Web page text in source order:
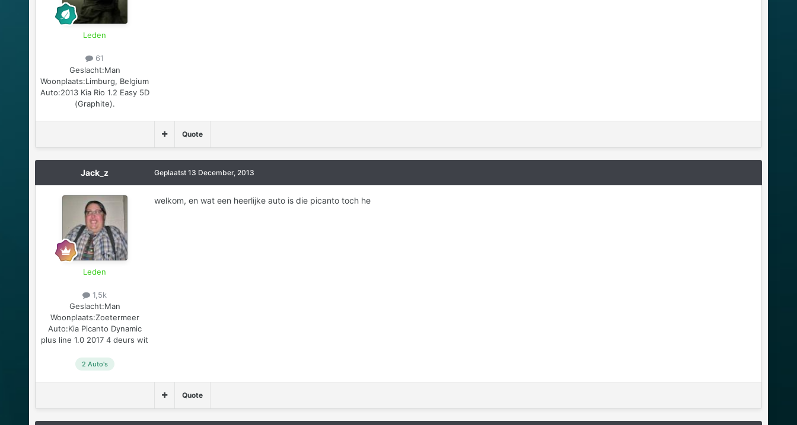
Leden
61
Geslacht:Man
Woonplaats:Limburg, Belgium
Auto:2013 Kia Rio 1.2 Easy 5D
(Graphite).
Quote
Jack_z
Leden
1,5k
Geslacht:Man
Woonplaats:Zoetermeer
Auto:Kia Picanto Dynamic
plus line 1.0 2017 4 deurs wit
2 Auto's
Geplaatst 13 December, 2013
welkom, en wat een heerlijke auto is die picanto toch he
Quote